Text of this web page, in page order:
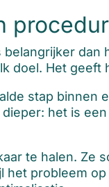
dan
doel. Het geeft
stap
het is
te halen.
probleem